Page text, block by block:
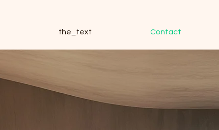
the_text Contact